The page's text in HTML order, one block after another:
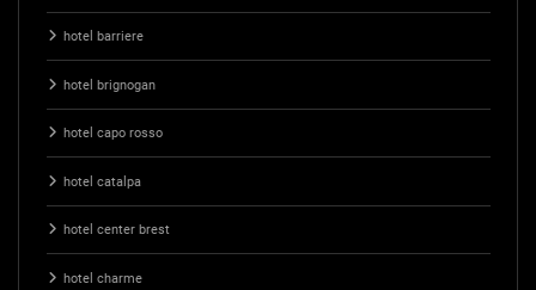
hotel barriere
hotel brignogan
hotel capo rosso
hotel catalpa
hotel center brest
hotel charme